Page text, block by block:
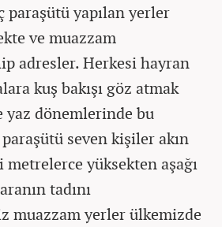
paraşütü yapılan yerler
ve muazzam
adresler. Herkesi hayran
kuş bakışı göz atmak
yaz dönemlerinde bu
seven kişiler akın
yüksekten aşağı
tadını
muazzam yerler ülkemizde